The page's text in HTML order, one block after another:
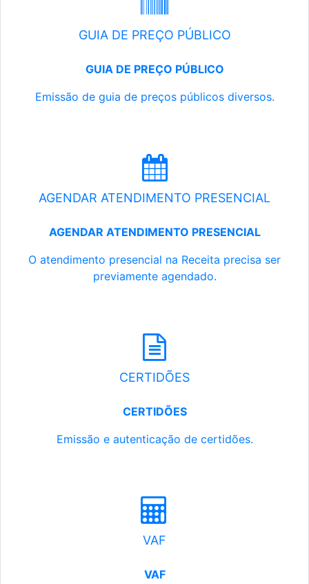
GUIA DE PREÇO PÚBLICO
GUIA DE PREÇO PÚBLICO
Emissão de guia de preços públicos diversos.
AGENDAR ATENDIMENTO PRESENCIAL
AGENDAR ATENDIMENTO PRESENCIAL
O atendimento presencial na Receita precisa ser
previamente agendado.
CERTIDÕES
CERTIDÕES
Emissão e autenticação de certidões.
VAF
VAF